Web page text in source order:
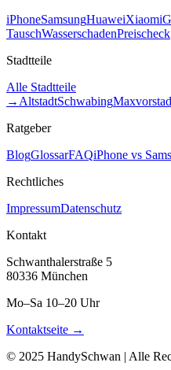
iPhoneSamsungHuaweiXiaomi
TauschWasserschadenPreischeck
Stadtteile
Alle Stadtteile
→ AltstadtSchwabing
Ratgeber
BlogGlossarFAQiPhone vs
Rechtliches
ImpressumDatenschutz
Kontakt
Schwanthalerstraße 5
80336 München
Mo–Sa 10–20 Uhr
Kontaktseite →
© 2025 HandySchwan | Alle